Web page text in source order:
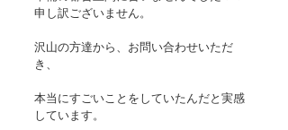
申し訳ございません。
沢山の方達から、お問い合わせいただ
き、
本当にすごいことをしていたんだと実感
しています。